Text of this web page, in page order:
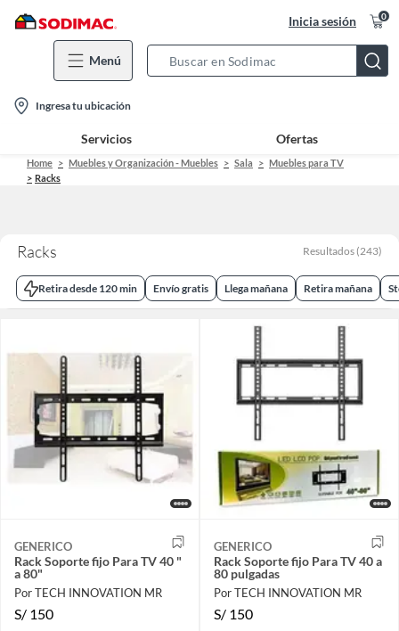
Inicia sesión 0
Menú
Bar
location-
icon
Ingresa tu ubicación
Servicios Ofertas
Home Muebles y Organización - Muebles Sala
Muebles para TV
Racks
Racks Resultados (243)
Retira desde 120 min Envío gratis Llega mañana Retira mañana
GENERICO
Rack Soporte fijo Para TV 40 "
a 80"
Por TECH INNOVATION MR
S/ 150
GENERICO
Rack Soporte fijo Para TV 40 a
80 pulgadas
Por TECH INNOVATION MR
S/ 150